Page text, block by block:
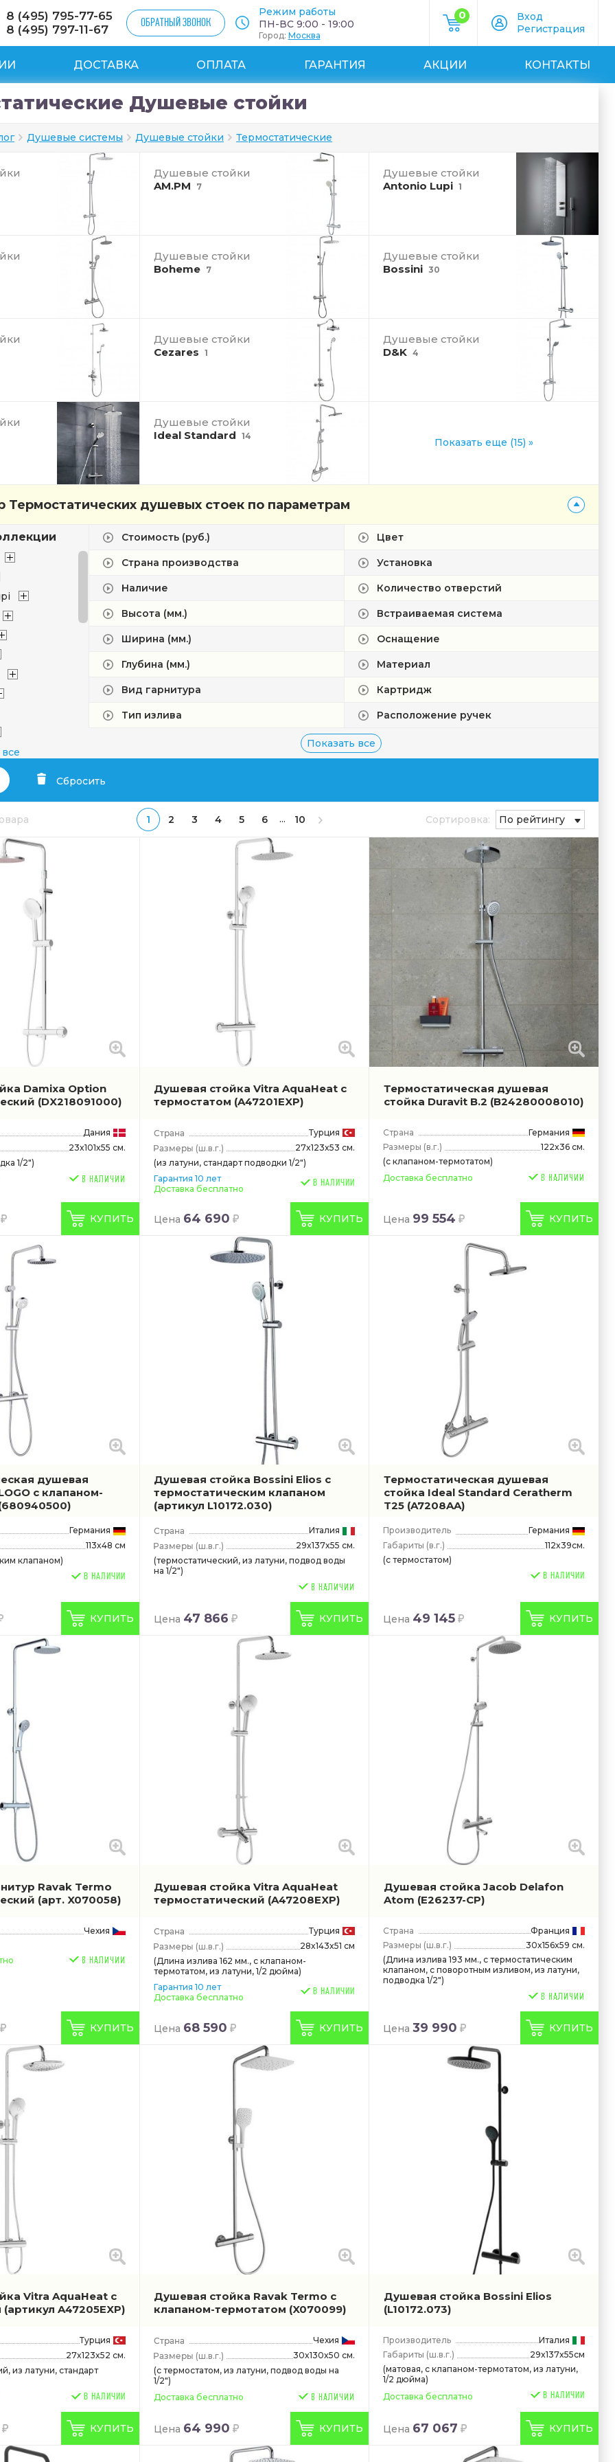
8 (495) 795-77-65
8 (495) 797-11-67
ОБРАТНЫЙ ЗВОНОК
Режим работы
ПН-ВС 9:00 - 19:00
Город: Москва
0
Вход
Регистрация
ДОСТАВКА ОПЛАТА ГАРАНТИЯ АКЦИИ КОНТАКТЫ
Душевые стойки
Душевые системы Душевые стойки Термостатические
Душевые стойки
AM.PM
7
Душевые стойки
Antonio Lupi1
Душевые стойки
Boheme 7
Душевые стойки
Bossini 30
Душевые стойки
Cezares 1
Душевые стойки
D&K4
Душевые стойки
Ideal Standard 14
Показать еще (15) »
Термостатических душевых стоек по параметрам
Стоимость (руб.)
Страна производства
Наличие
Высота (мм.)
Ширина (мм.)
Глубина (мм.)
Вид гарнитура
Тип излива
Цвет
Установка
Количество отверстий
Встраиваемая система
Оснащение
Материал
Картридж
Расположение ручек
Показать все
Сбросить
1 2 3 4 5 6 ... 10 Сортировка: По рейтингу
Damixa Option
(DX218091000)
Дания
23x101x55 см.
1/2")
КУПИТЬ
Душевая стойка Vitra AquaHeat с
термостатом (A47201EXP)
Турция
(ш.в.г.)
27x123x53 см.
(из латуни, стандарт подводки 1/2")
Гарантия 10 лет
Доставка бесплатно
В НАЛИЧИИ
Цена 64 690 КУПИТЬ
Термостатическая душевая
стойка Duravit B.2 (B24280008010)
Страна
Германия
Размеры (в.г.)
122x36 см.
(с клапаном-термотатом)
Доставка бесплатно
Цена 99 554 КУПИТЬ
душевая
с клапаном-
Германия
113x48 см
клапаном)
В НАЛИЧИИ
КУПИТЬ
Душевая стойка Bossini Elios с
термостатическим клапаном
(артикул L10172.030)
Италия
(ш.в.г.)
29x137x55 см.
(термостатический, из латуни, подвод воды
на 1/2")
Цена 47 866 КУПИТЬ
Термостатическая душевая
стойка Ideal Standard Ceratherm
T25 (A7208AA)
Производитель
Германия
Габариты (в.г.)
112x39см.
(с термостатом)
В НАЛИЧИИ
Цена 49 145 КУПИТЬ
Ravak Termo
(арт. X070058)
Чехия
КУПИТЬ
Душевая стойка Vitra AquaHeat
термостатический (A47208EXP)
Турция
(ш.в.г.)
28x143x51 см
(Длина излива 162 мм., с клапаном-
термотатом, из латуни, 1/2 дюйма)
Гарантия 10 лет
Доставка бесплатно
В НАЛИЧИИ
Цена 68 590 КУПИТЬ
Душевая стойка Jacob Delafon
Atom (E26237-CP)
Страна
Франция
Размеры (ш.в.г.)
30x156x59 см.
(Длина излива 193 мм., с термостатическим
клапаном, с поворотным изливом, из латуни,
подводка 1/2")
Цена 39 990 КУПИТЬ
Vitra AquaHeat с
(артикул A47205EXP)
Турция
27x123x52 см.
из латуни, стандарт
В НАЛИЧИИ
КУПИТЬ
Душевая стойка Ravak Termo с
клапаном-термотатом (X070099)
Чехия
(ш.в.г.)
30x130x50 см.
(с термостатом, из латуни, подвод воды на
1/2")
Доставка бесплатно
Цена 64 990 КУПИТЬ
Душевая стойка Bossini Elios
(L10172.073)
Производитель
Италия
Габариты (ш.в.г.)
29x137x55см
(матовая, с клапаном-термотатом, из латуни,
1/2 дюйма)
Доставка бесплатно
В НАЛИЧИИ
Цена 67 067 КУПИТЬ